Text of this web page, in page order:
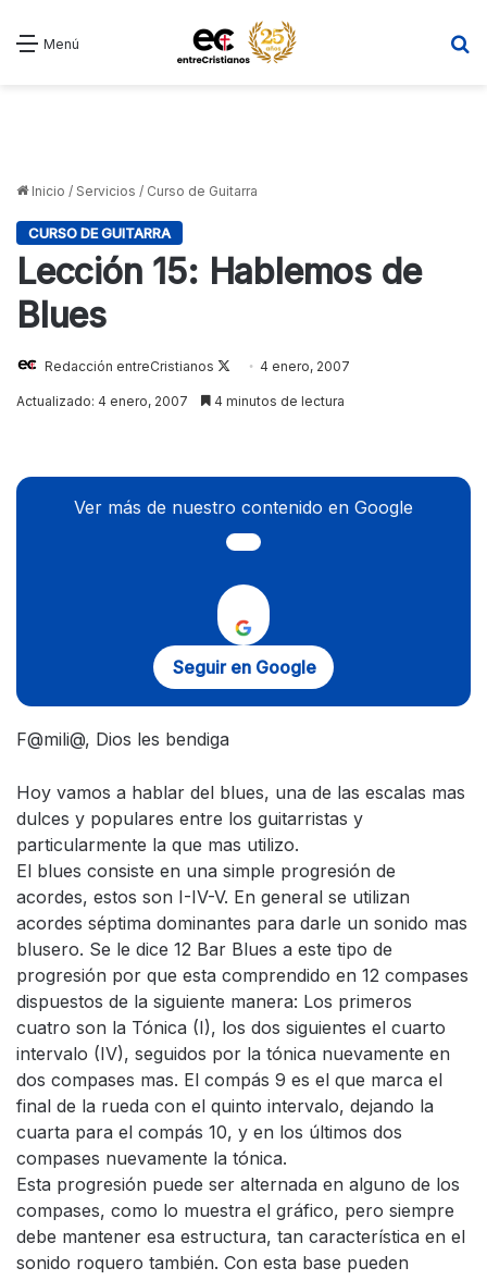
Menú
Inicio / Servicios / Curso de Guitarra
CURSO DE GUITARRA
Lección 15: Hablemos de
Blues
Redacción entreCristianos
Follow
on
4 enero, 2007
Actualizado: 4 enero, 2007 4 minutos de lectura
Ver más de nuestro contenido en Google
Seguir en Google
F@mili@, Dios les bendiga
Hoy vamos a hablar del blues, una de las escalas mas
dulces y populares entre los guitarristas y
particularmente la que mas utilizo.
El blues consiste en una simple progresión de
acordes, estos son I-IV-V. En general se utilizan
acordes séptima dominantes para darle un sonido mas
blusero. Se le dice 12 Bar Blues a este tipo de
progresión por que esta comprendido en 12 compases
dispuestos de la siguiente manera: Los primeros
cuatro son la Tónica (I), los dos siguientes el cuarto
intervalo (IV), seguidos por la tónica nuevamente en
dos compases mas. El compás 9 es el que marca el
final de la rueda con el quinto intervalo, dejando la
cuarta para el compás 10, y en los últimos dos
compases nuevamente la tónica.
Esta progresión puede ser alternada en alguno de los
compases, como lo muestra el gráfico, pero siempre
debe mantener esa estructura, tan característica en el
sonido roquero también. Con esta base pueden